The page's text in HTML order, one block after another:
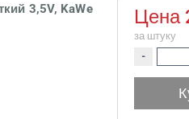
3,5V, KaWe Цена
за штуку
-